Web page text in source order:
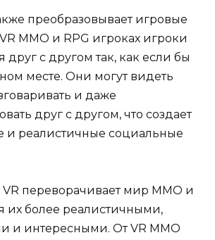
преобразовывает игровые
MMO и RPG игроках игроки
друг с другом так, как если бы
месте. Они могут видеть
и даже
друг с другом, что создает
и реалистичные социальные
переворачивает мир MMO и
их более реалистичными,
и интересными. От VR MMO